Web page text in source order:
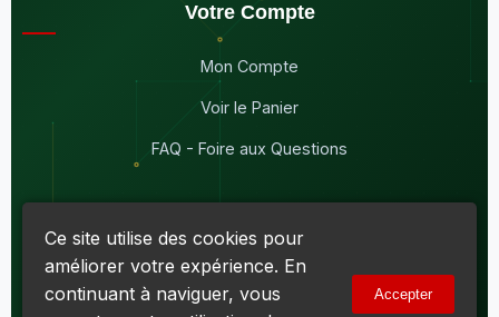
Votre Compte
Mon Compte
Voir le Panier
FAQ - Foire aux Questions
© 2026Maddison Électronique Inc.
Politique de confidentialité & Cookies|
Conditions d'utilisation
Ce site utilise des cookies pour
améliorer votre expérience. En
continuant à naviguer, vous
Accepter